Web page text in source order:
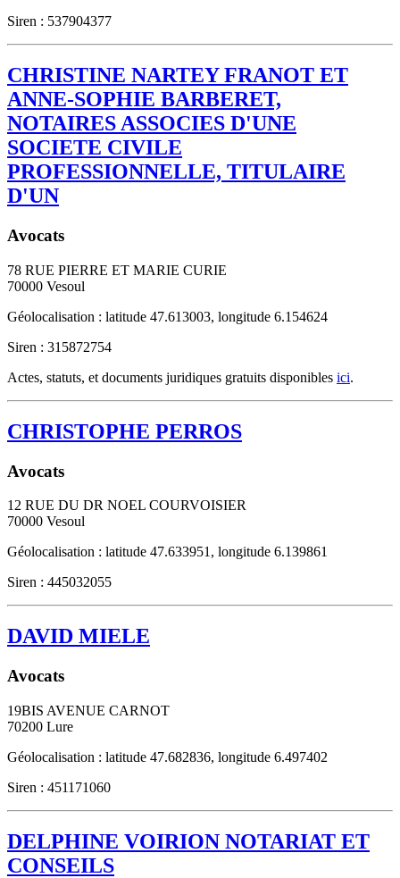
Siren : 537904377
CHRISTINE NARTEY FRANOT ET
ANNE-SOPHIE BARBERET,
NOTAIRES ASSOCIES D'UNE
SOCIETE CIVILE
PROFESSIONNELLE, TITULAIRE
D'UN
Avocats
78 RUE PIERRE ET MARIE CURIE
70000 Vesoul
Géolocalisation : latitude 47.613003, longitude 6.154624
Siren : 315872754
Actes, statuts, et documents juridiques gratuits disponibles ici.
CHRISTOPHE PERROS
Avocats
12 RUE DU DR NOEL COURVOISIER
70000 Vesoul
Géolocalisation : latitude 47.633951, longitude 6.139861
Siren : 445032055
DAVID MIELE
Avocats
19BIS AVENUE CARNOT
70200 Lure
Géolocalisation : latitude 47.682836, longitude 6.497402
Siren : 451171060
DELPHINE VOIRION NOTARIAT ET
CONSEILS